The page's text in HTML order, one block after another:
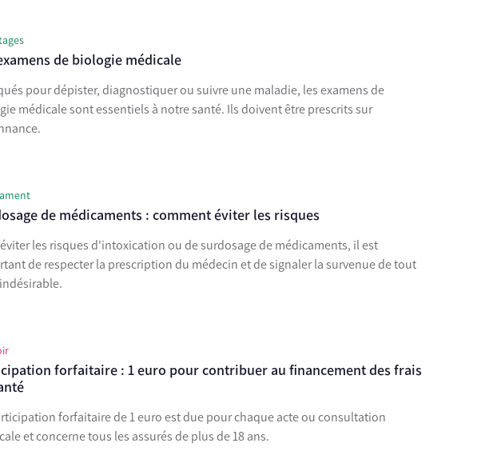
de biologie médicale
pour dépister, diagnostiquer ou suivre une maladie, les examens de
médicale sont essentiels à notre santé. Ils doivent être prescrits sur
de médicaments : comment éviter les risques
les risques d'intoxication ou de surdosage de médicaments, il est
de respecter la prescription du médecin et de signaler la survenue de tout
forfaitaire : 1 euro pour contribuer au financement des frais
forfaitaire de 1 euro est due pour chaque acte ou consultation
et concerne tous les assurés de plus de 18 ans.